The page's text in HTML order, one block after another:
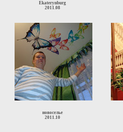
Ekaterynburg
2011.08
новоселье
2011.10